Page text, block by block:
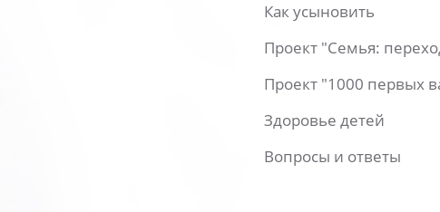
Как усыновить
Проект "Семья:
Проект "1000 первых
Здоровье детей
Вопросы и ответы